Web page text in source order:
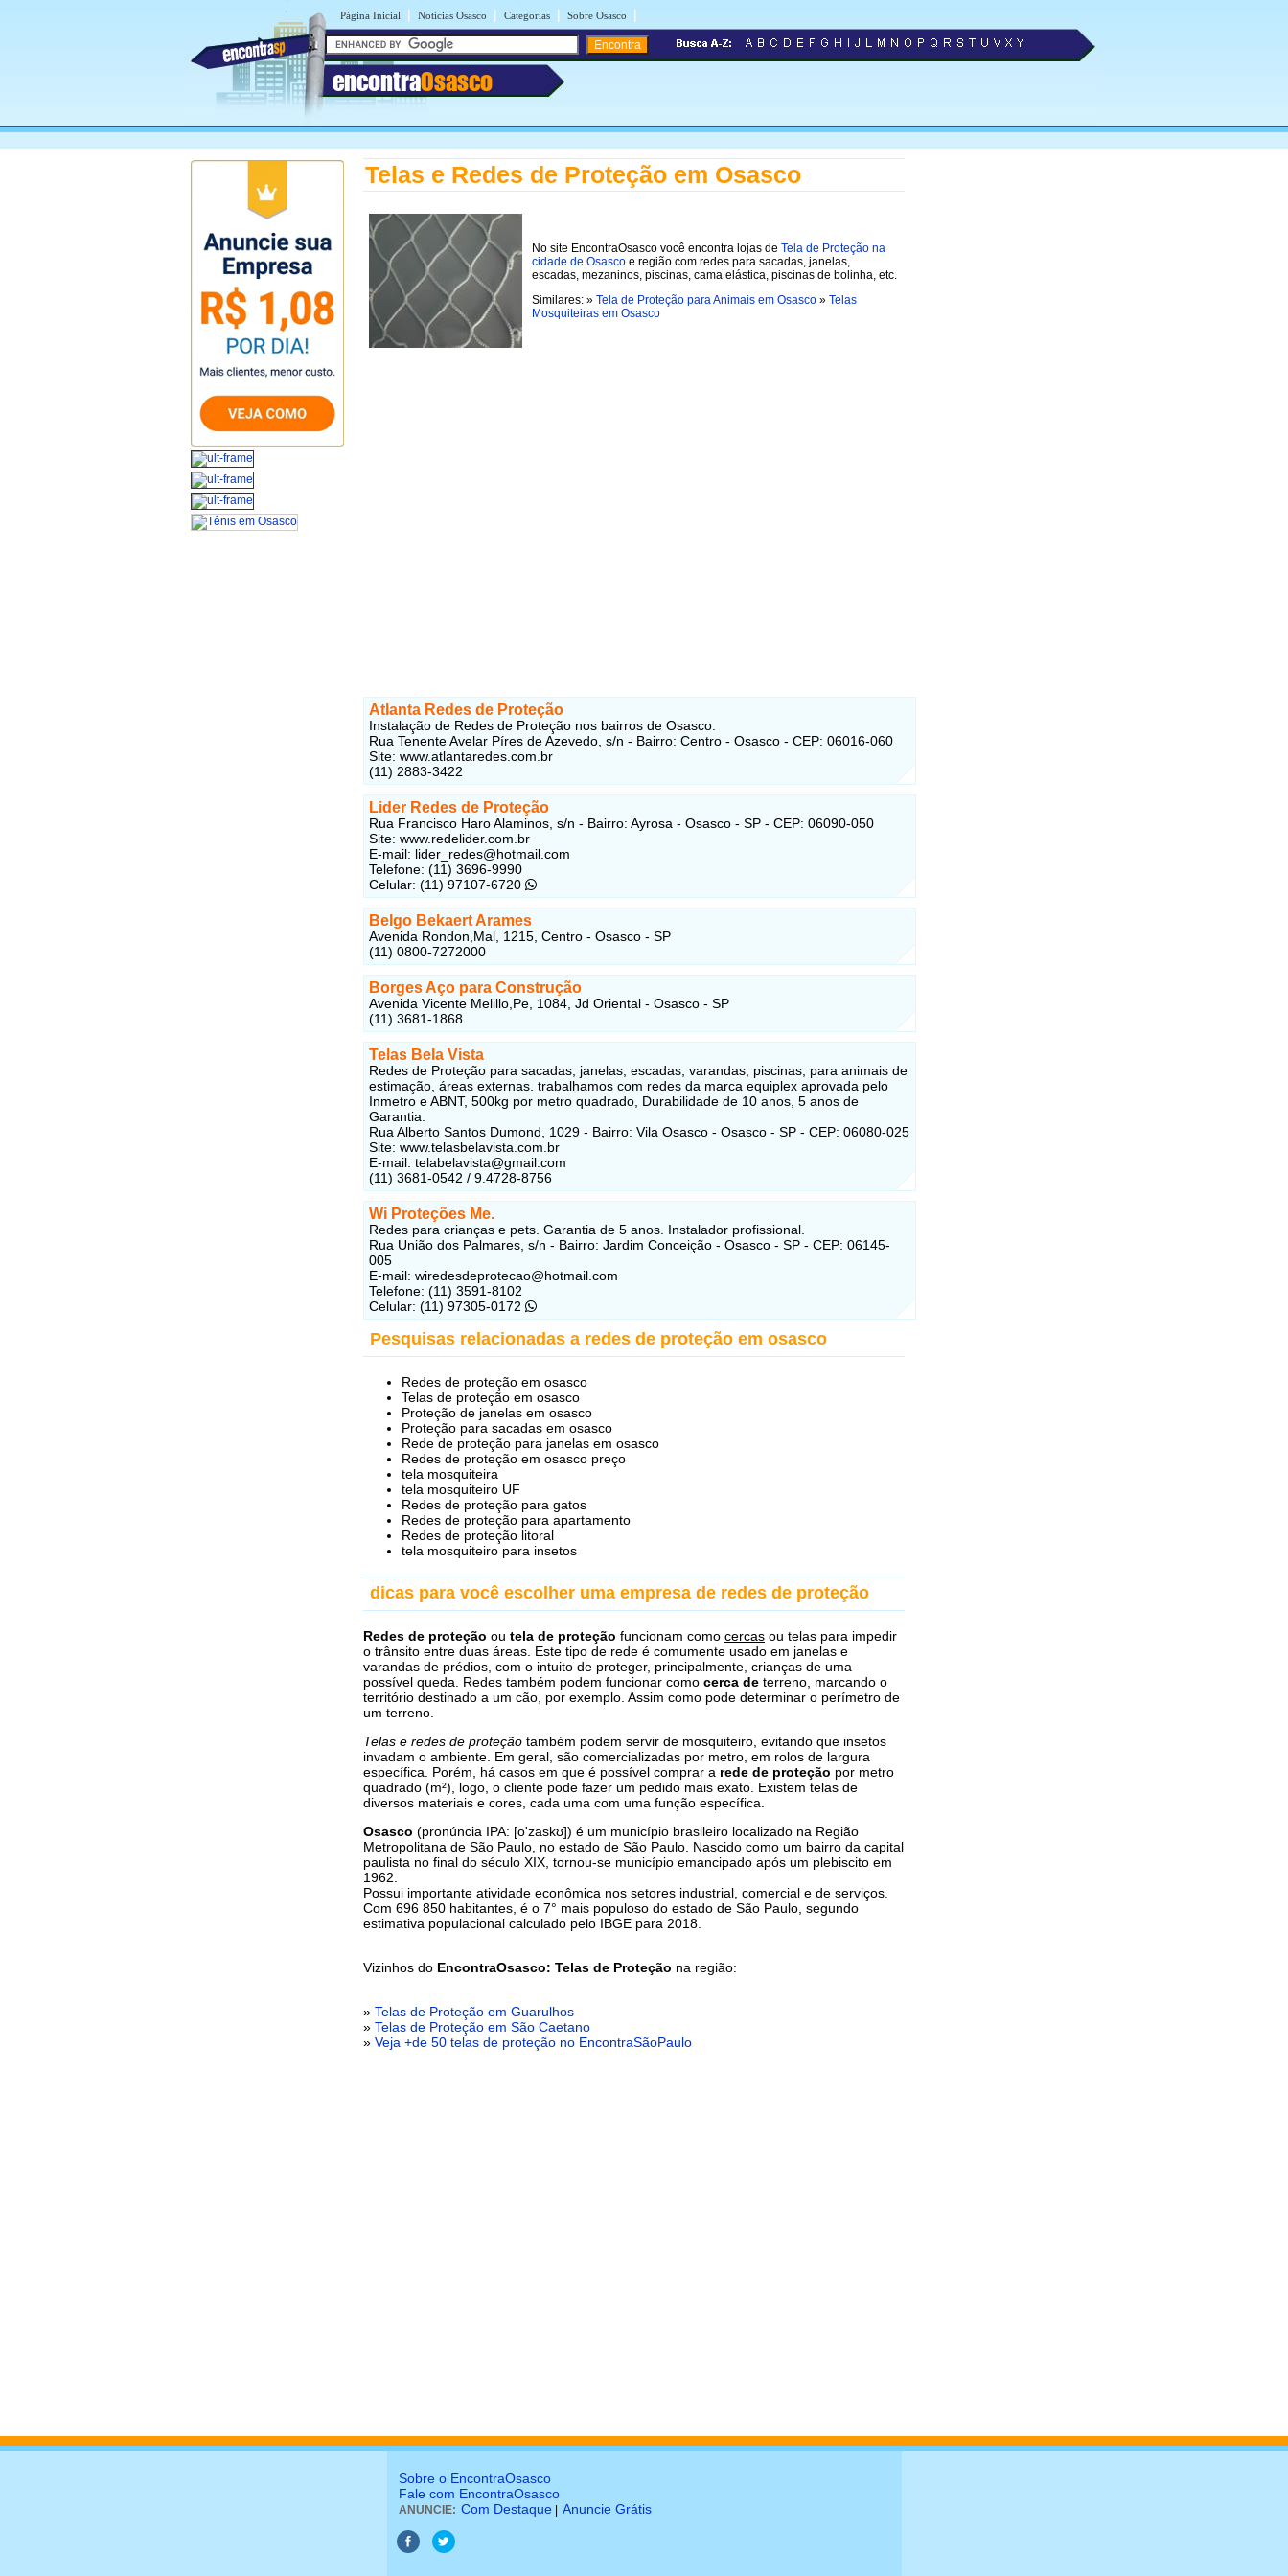
Página Inicial | Notícias Osasco | Categorias | Sobre Osasco |
encontraOsasco
Telas e Redes de Proteção em Osasco
No site EncontraOsasco você encontra lojas de Tela de Proteção na
cidade de Osasco e região com redes para sacadas, janelas,
escadas, mezaninos, piscinas, cama elástica, piscinas de bolinha, etc.
Similares: » Tela de Proteção para Animais em Osasco » Telas
Mosquiteiras em Osasco
Atlanta Redes de Proteção
Instalação de Redes de Proteção nos bairros de Osasco.
Rua Tenente Avelar Píres de Azevedo, s/n - Bairro: Centro - Osasco - CEP: 06016-060
Site: www.atlantaredes.com.br
(11) 2883-3422
Lider Redes de Proteção
Rua Francisco Haro Alaminos, s/n - Bairro: Ayrosa - Osasco - SP - CEP: 06090-050
Site: www.redelider.com.br
E-mail: lider_redes@hotmail.com
Telefone: (11) 3696-9990
Celular: (11) 97107-6720
Belgo Bekaert Arames
Avenida Rondon,Mal, 1215, Centro - Osasco - SP
(11) 0800-7272000
Borges Aço para Construção
Avenida Vicente Melillo,Pe, 1084, Jd Oriental - Osasco - SP
(11) 3681-1868
Telas Bela Vista
Redes de Proteção para sacadas, janelas, escadas, varandas, piscinas, para animais de
estimação, áreas externas. trabalhamos com redes da marca equiplex aprovada pelo
Inmetro e ABNT, 500kg por metro quadrado, Durabilidade de 10 anos, 5 anos de
Garantia.
Rua Alberto Santos Dumond, 1029 - Bairro: Vila Osasco - Osasco - SP - CEP: 06080-025
Site: www.telasbelavista.com.br
E-mail: telabelavista@gmail.com
(11) 3681-0542 / 9.4728-8756
Wi Proteções Me.
Redes para crianças e pets. Garantia de 5 anos. Instalador profissional.
Rua União dos Palmares, s/n - Bairro: Jardim Conceição - Osasco - SP - CEP: 06145-
005
E-mail: wiredesdeprotecao@hotmail.com
Telefone: (11) 3591-8102
Celular: (11) 97305-0172
Pesquisas relacionadas a redes de proteção em osasco
Redes de proteção em osasco
Telas de proteção em osasco
Proteção de janelas em osasco
Proteção para sacadas em osasco
Rede de proteção para janelas em osasco
Redes de proteção em osasco preço
tela mosquiteira
tela mosquiteiro UF
Redes de proteção para gatos
Redes de proteção para apartamento
Redes de proteção litoral
tela mosquiteiro para insetos
dicas para você escolher uma empresa de redes de proteção
Redes de proteção ou tela de proteção funcionam como cercas ou telas para impedir
o trânsito entre duas áreas. Este tipo de rede é comumente usado em janelas e
varandas de prédios, com o intuito de proteger, principalmente, crianças de uma
possível queda. Redes também podem funcionar como cerca de terreno, marcando o
território destinado a um cão, por exemplo. Assim como pode determinar o perímetro de
um terreno.
Telas e redes de proteção também podem servir de mosquiteiro, evitando que insetos
invadam o ambiente. Em geral, são comercializadas por metro, em rolos de largura
específica. Porém, há casos em que é possível comprar a rede de proteção por metro
quadrado (m²), logo, o cliente pode fazer um pedido mais exato. Existem telas de
diversos materiais e cores, cada uma com uma função específica.
Osasco (pronúncia IPA: [o'zaskʊ]) é um município brasileiro localizado na Região
Metropolitana de São Paulo, no estado de São Paulo. Nascido como um bairro da capital
paulista no final do século XIX, tornou-se município emancipado após um plebiscito em
1962.
Possui importante atividade econômica nos setores industrial, comercial e de serviços.
Com 696 850 habitantes, é o 7° mais populoso do estado de São Paulo, segundo
estimativa populacional calculado pelo IBGE para 2018.
Vizinhos do EncontraOsasco: Telas de Proteção na região:
» Telas de Proteção em Guarulhos
» Telas de Proteção em São Caetano
» Veja +de 50 telas de proteção no EncontraSãoPaulo
Sobre o EncontraOsasco
Fale com EncontraOsasco
ANUNCIE: Com Destaque Anuncie Grátis